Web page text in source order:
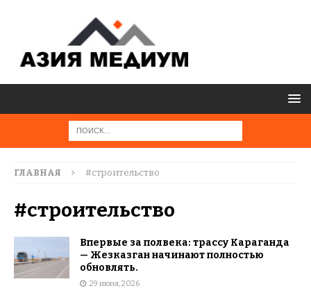
ГЛАВНАЯ #строительство
#строительство
Впервые за полвека: трассу Караганда
— Жезказган начинают полностью
обновлять.
29 июня, 2026